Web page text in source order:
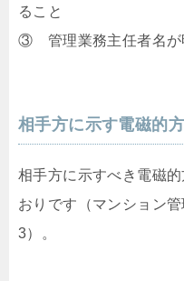
ること
③ 管理業務主任者名が
相手方に示す電磁的
相手方に示すべき電磁
おりです（マンション
3）。